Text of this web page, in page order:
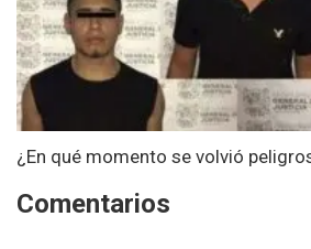
¿En qué momento se volvió
Comentarios